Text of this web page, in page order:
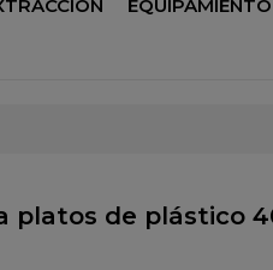
EQUIPAMIENTO
platos de plástico